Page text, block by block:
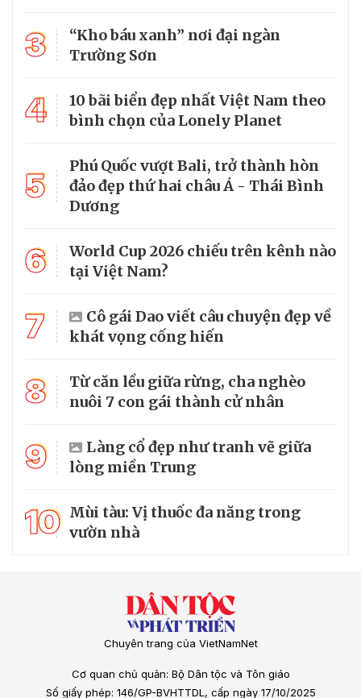
3
“Kho báu xanh” nơi đại ngàn
Trường Sơn
4
10 bãi biển đẹp nhất Việt Nam theo
bình chọn của Lonely Planet
5
Phú Quốc vượt Bali, trở thành hòn
đảo đẹp thứ hai châu Á - Thái Bình
Dương
6
World Cup 2026 chiếu trên kênh nào
tại Việt Nam?
7
Cô gái Dao viết câu chuyện đẹp về
khát vọng cống hiến
8
Từ căn lều giữa rừng, cha nghèo
nuôi 7 con gái thành cử nhân
9
Làng cổ đẹp như tranh vẽ giữa
lòng miền Trung
10 Mùi tàu: Vị thuốc đa năng trong
vườn nhà
Chuyên trang của VietNamNet
Cơ quan chủ quản: Bộ Dân tộc và Tôn giáo
Số giấy phép: 146/GP-BVHTTDL, cấp ngày 17/10/2025